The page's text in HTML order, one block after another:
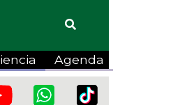
Agenda